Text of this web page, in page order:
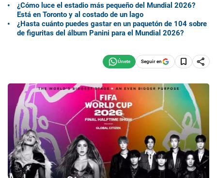
¿Cómo luce el estadio más pequeño del Mundial 2026?
Está en Toronto y al costado de un lago
¿Hasta cuánto puedes gastar en un paquetón de 104 sobre
de figuritas del álbum Panini para el Mundial 2026?
Seguir en